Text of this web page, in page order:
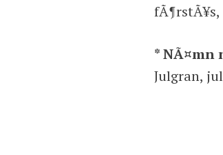
* NÃ¤mn
Julgran,